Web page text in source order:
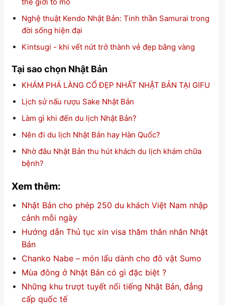
Nghệ thuật Kendo Nhật Bản: Tinh thần Samurai trong
đời sống hiện đại
Kintsugi - khi vết nứt trở thành vẻ đẹp bằng vàng
Tại sao chọn Nhật Bản
KHÁM PHÁ LÀNG CỔ ĐẸP NHẤT NHẬT BẢN TẠI GIFU
Lịch sử nấu rượu Sake Nhật Bản
Làm gì khi đến du lịch Nhật Bản?
Nên đi du lịch Nhật Bản hay Hàn Quốc?
Nhờ đâu Nhật Bản thu hút khách du lịch khám chữa
bệnh?
Xem thêm:
Nhật Bản cho phép 250 du khách Việt Nam nhập
cảnh mỗi ngày
Hướng dẫn Thủ tục xin visa thăm thân nhân Nhật
Bản
Chanko Nabe – món lẩu dành cho đô vật Sumo
Mùa đông ở Nhật Bản có gì đặc biệt ?
Những khu trượt tuyết nổi tiếng Nhật Bản, đẳng
cấp quốc tế